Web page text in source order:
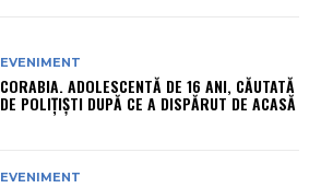
EVENIMENT
CORABIA. ADOLESCENTĂ DE 16 ANI, CĂUTATĂ
DE POLIȚIȘTI DUPĂ CE A DISPĂRUT DE ACASĂ
EVENIMENT